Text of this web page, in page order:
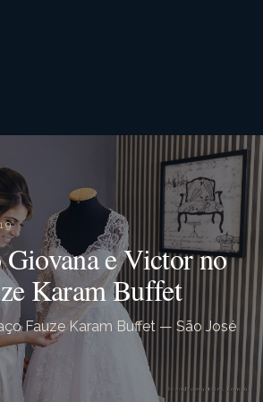
Giovana e Victor no
Karam Buffet
Fauze Karam Buffet — São José